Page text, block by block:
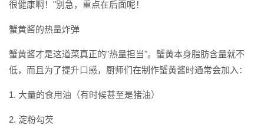
很健康啊！"别急，重点在后面呢！
蟹黄酱的热量炸弹
蟹黄酱才是这道菜真正的"热量担当"。蟹黄本身脂肪含量就不
低，而且为了提升口感，厨师们在制作蟹黄酱时通常会加入：
1. 大量的食用油（有时候甚至是猪油）
2. 淀粉勾芡